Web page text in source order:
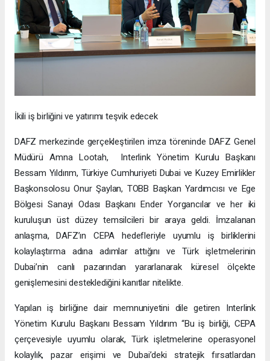
İkili iş birliğini ve yatırımı teşvik edecek
DAFZ merkezinde gerçekleştirilen imza töreninde DAFZ Genel
Müdürü Amna Lootah, Interlink Yönetim Kurulu Başkanı
Bessam Yıldırım, Türkiye Cumhuriyeti Dubai ve Kuzey Emirlikler
Başkonsolosu Onur Şaylan, TOBB Başkan Yardımcısı ve Ege
Bölgesi Sanayi Odası Başkanı Ender Yorgancılar ve her iki
kuruluşun üst düzey temsilcileri bir araya geldi. İmzalanan
anlaşma, DAFZ’ın CEPA hedefleriyle uyumlu iş birliklerini
kolaylaştırma adına adımlar attığını ve Türk işletmelerinin
Dubai’nin canlı pazarından yararlanarak küresel ölçekte
genişlemesini desteklediğini kanıtlar nitelikte.
Yapılan iş birliğine dair memnuniyetini dile getiren Interlink
Yönetim Kurulu Başkanı Bessam Yıldırım “Bu iş birliği, CEPA
çerçevesiyle uyumlu olarak, Türk işletmelerine operasyonel
kolaylık, pazar erişimi ve Dubai’deki stratejik fırsatlardan